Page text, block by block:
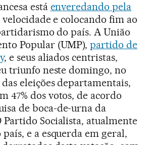
está enveredando pela
e colocando fim ao
do país. A União
Popular (UMP),partido de
, e seus aliados centristas,
triunfo neste domingo, no
eleições departamentais,
47% dos votos, de acordo
de boca-de-urna da
Partido Socialista, atualmente
e a esquerda em geral,